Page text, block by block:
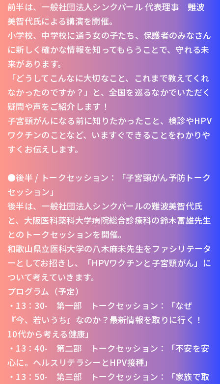
前半は、一般社団法人シンクパール 代表理事 難波
美智代氏による講演を開催。
小学校、中学校に通う女の子たち、保護者のみなさん
に新しく確かな情報を知ってもらうことで、守れる未
来があります。
「どうしてこんなに大切なこと、これまで教えてくれ
なかったのですか？」と、全国を巡るなかでいただく
疑問や声をご紹介します！
子宮頸がんになる前に知りたかったこと、検診やHPV
ワクチンのことなど、いますぐできることをわかりや
すくお伝えします。
●後半 / トークセッション：「子宮頸がん予防トーク
セッション」
後半は、一般社団法人シンクパールの難波美智代氏
と、大阪医科薬科大学病院総合診療科の鈴木富雄先生
とのトークセッションを開催。
和歌山県立医科大学の八木麻未先生をファシリテータ
ーとしてお招きし、「HPVワクチンと子宮頸がん」に
ついて考えていきます。
プログラム（予定）
・13：30- 第一部 トークセッション：「なぜ
『今、若いうち』なのか？最新情報を取りに行く！
10代から考える健康」
・13：40- 第二部 トークセッション：「不安を安
心に。ヘルスリテラシーとHPV接種」
・13：50- 第三部 トークセッション：「家族で取